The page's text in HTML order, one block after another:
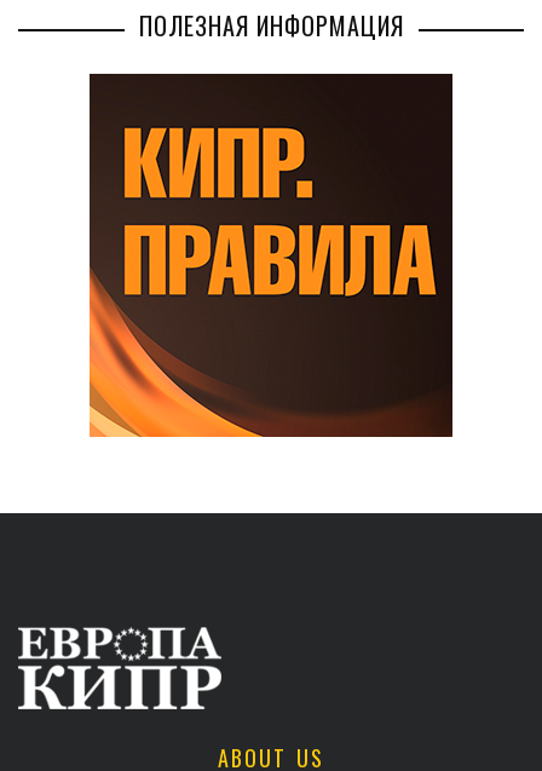
ПОЛЕЗНАЯ ИНФОРМАЦИЯ
ABOUT US